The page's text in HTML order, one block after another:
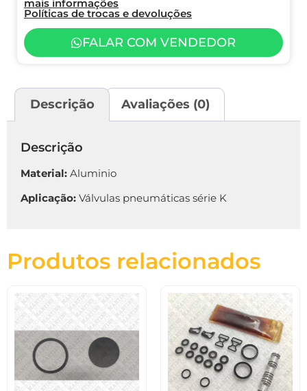
mais informações
Políticas de trocas e devoluções
FALAR COM VENDEDOR
Descrição Avaliações (0)
Descrição
Material: Aluminio
Aplicação: Válvulas pneumáticas série K
Produtos relacionados